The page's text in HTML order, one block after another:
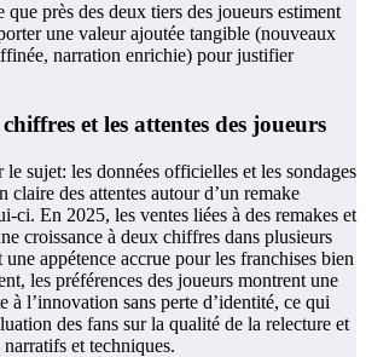
près des deux tiers des joueurs estiment
une valeur ajoutée tangible (nouveaux
narration enrichie) pour justifier
et les attentes des joueurs
le sujet: les données officielles et les sondages
claire des attentes autour d’un remake
ci. En 2025, les ventes liées à des remakes et
croissance à deux chiffres dans plusieurs
appétence accrue pour les franchises bien
les préférences des joueurs montrent une
à l’innovation sans perte d’identité, ce qui
des fans sur la qualité de la relecture et
et techniques.